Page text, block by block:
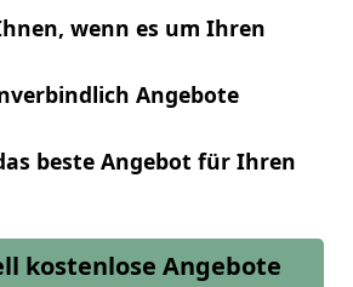
wenn es um Ihren
Angebote
beste Angebot für Ihren
kostenlose Angebote